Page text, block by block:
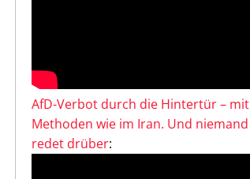
AfD-Verbot durch die Hintertür – mit
Methoden wie im Iran. Und niemand
redet drüber: